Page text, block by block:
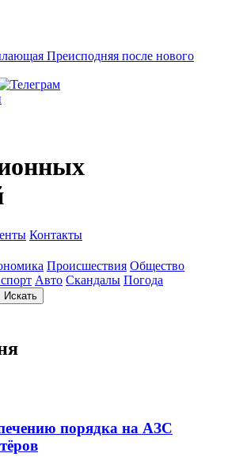
Преисподняя после нового
Контакты
Происшествия Общество
Авто Скандалы Погода
порядка на АЗС